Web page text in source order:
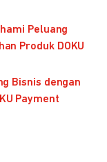
Peluang
Produk DOKU
Bisnis dengan
Payment